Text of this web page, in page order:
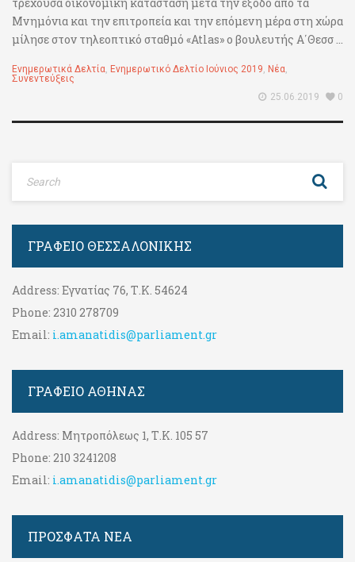
τρέχουσα οικονομική κατάσταση μετά την έξοδο από τα
Μνημόνια και την επιτροπεία και την επόμενη μέρα στη χώρα
μίλησε στον τηλεοπτικό σταθμό «Atlas» ο βουλευτής Α΄Θεσσ ...
Ενημερωτικά Δελτία, Ενημερωτικό Δελτίο Ιούνιος 2019, Νέα,
Συνεντεύξεις
25.06.2019
0
ΓΡΑΦΕΊΟ ΘΕΣΣΑΛΟΝΊΚΗΣ
Address: Εγνατίας 76, Τ.Κ. 54624
Phone: 2310 278709
Email: i.amanatidis@parliament.gr
ΓΡΑΦΕΊΟ ΑΘΉΝΑΣ
Address: Μητροπόλεως 1, Τ.Κ. 105 57
Phone: 210 3241208
Email: i.amanatidis@parliament.gr
ΠΡΟΣΦΑΤΑ ΝΕΑ